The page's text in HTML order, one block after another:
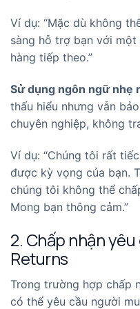
Ví dụ: “Mặc dù không
sàng hỗ trợ bạn với một
hàng tiếp theo.”
Sử dụng ngôn ngữ nhẹ
thấu hiểu nhưng vẫn
chuyên nghiệp, không
Ví dụ: “Chúng tôi rất
được kỳ vọng của bạn.
chúng tôi không thể
Mong bạn thông cảm.”
2. Chấp nhận
Returns
Trong trường hợp chấp
có thể yêu cầu người